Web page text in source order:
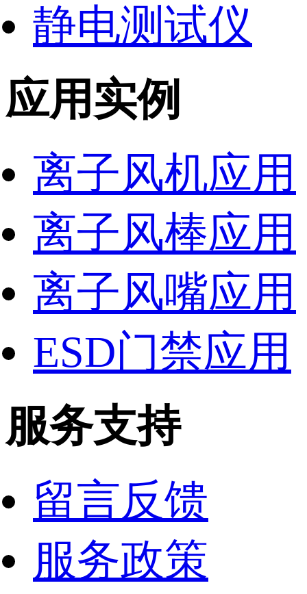
静电测试仪
应用实例
离子风机应用
离子风棒应用
离子风嘴应用
ESD门禁应用
服务支持
留言反馈
服务政策